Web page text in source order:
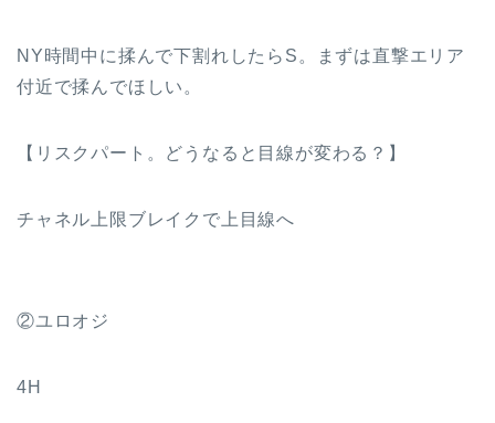
NY時間中に揉んで下割れしたらS。まずは直撃エリア
付近で揉んでほしい。
【リスクパート。どうなると目線が変わる？】
チャネル上限ブレイクで上目線へ
②ユロオジ
4H